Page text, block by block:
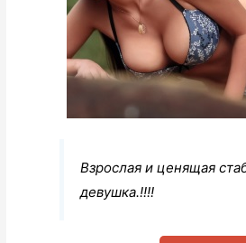
Взрослая и ценящая
девушка.!!!!